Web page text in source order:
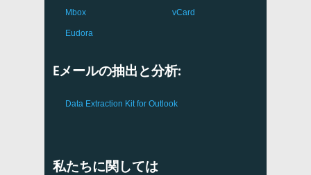
Mbox
Eudora
vCard
Eメールの抽出と分析:
Data Extraction Kit for Outlook
私たちに関しては